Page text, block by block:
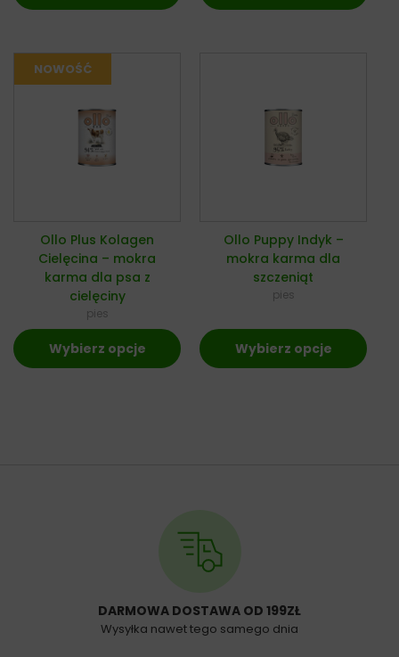
Ollo Plus Kolagen
Cielęcina – mokra
karma dla psa z
cielęciny
pies
Wybierz opcje
Ollo Puppy Indyk –
mokra karma dla
szczeniąt
pies
Wybierz opcje
DARMOWA DOSTAWA OD 199ZŁ
Wysyłka nawet tego samego dnia